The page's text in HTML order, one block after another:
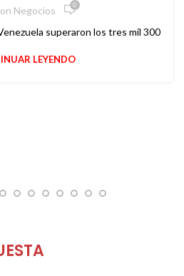
Negocios 0
superaron los tres mil 300
LEYENDO